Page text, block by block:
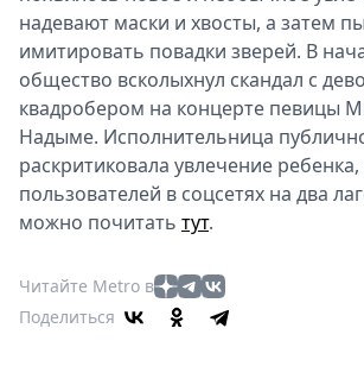
надевают маски и хвосты, а затем
имитировать повадки зверей. В
общество всколыхнул скандал с
квадробером на концерте певицы
Надыме. Исполнительница
раскритиковала увлечение
пользователей в соцсетях на два
можно почитать тут.
Читайте Metro в
Поделиться